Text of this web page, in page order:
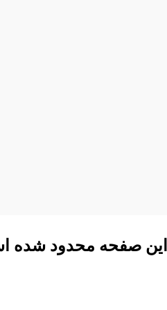
این صفحه محدود شده